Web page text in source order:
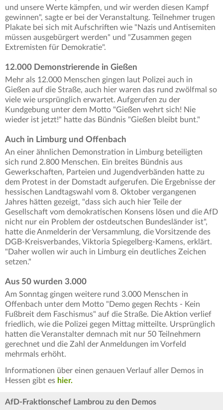
und unsere Werte kämpfen, und wir werden diesen Kampf
gewinnen", sagte er bei der Veranstaltung. Teilnehmer trugen
Plakate bei sich mit Aufschriften wie "Nazis und Antisemiten
müssen ausgebürgert werden" und "Zusammen gegen
Extremisten für Demokratie".
12.000 Demonstrierende in Gießen
Mehr als 12.000 Menschen gingen laut Polizei auch in
Gießen auf die Straße, auch hier waren das rund zwölfmal so
viele wie ursprünglich erwartet. Aufgerufen zu der
Kundgebung unter dem Motto "Gießen wehrt sich! Nie
wieder ist jetzt!" hatte das Bündnis "Gießen bleibt bunt."
Auch in Limburg und Offenbach
An einer ähnlichen Demonstration in Limburg beteiligten
sich rund 2.800 Menschen. Ein breites Bündnis aus
Gewerkschaften, Parteien und Jugendverbänden hatte zu
dem Protest in der Domstadt aufgerufen. Die Ergebnisse der
hessischen Landtagswahl vom 8. Oktober vergangenen
Jahres hätten gezeigt, "dass sich auch hier Teile der
Gesellschaft vom demokratischen Konsens lösen und die AfD
nicht nur ein Problem der ostdeutschen Bundesländer ist",
hatte die Anmelderin der Versammlung, die Vorsitzende des
DGB-Kreisverbandes, Viktoria Spiegelberg-Kamens, erklärt.
"Daher wollen wir auch in Limburg ein deutliches Zeichen
setzen."
Aus 50 wurden 3.000
Am Sonntag gingen weitere rund 3.000 Menschen in
Offenbach unter dem Motto "Demo gegen Rechts - Kein
Fußbreit dem Faschismus" auf die Straße. Die Aktion verlief
friedlich, wie die Polizei gegen Mittag mitteilte. Ursprünglich
hatten die Veranstalter demnach mit nur 50 Teilnehmern
gerechnet und die Zahl der Anmeldungen im Vorfeld
mehrmals erhöht.
Informationen über einen genauen Verlauf aller Demos in
Hessen gibt es hier.
AfD-Fraktionschef Lambrou zu den Demos